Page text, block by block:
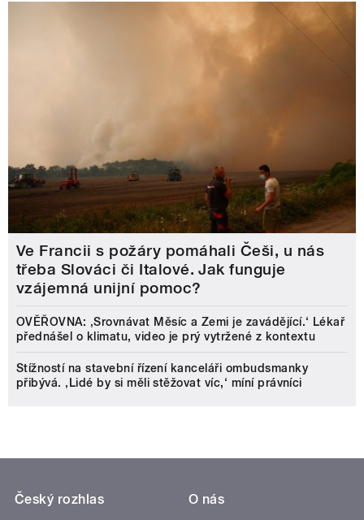
Ve Francii s požáry pomáhali Češi, u nás
třeba Slováci či Italové. Jak funguje
vzájemná unijní pomoc?
OVĚŘOVNA: ‚Srovnávat Měsíc a Zemi je zavádějící.‘ Lékař
přednášel o klimatu, video je prý vytržené z kontextu
Stížností na stavební řízení kanceláři ombudsmanky
přibývá. ‚Lidé by si měli stěžovat víc,‘ míní právníci
Český rozhlas
O nás